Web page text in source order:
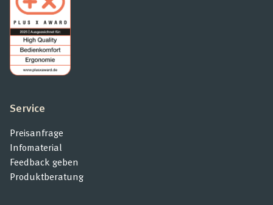
Service
Preisanfrage
Infomaterial
Feedback geben
Produktberatung